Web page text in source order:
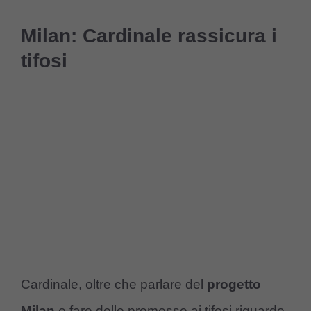
Milan: Cardinale rassicura i
tifosi
Cardinale, oltre che parlare del progetto